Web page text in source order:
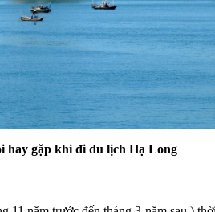
hay gặp khi đi du lịch Hạ Long